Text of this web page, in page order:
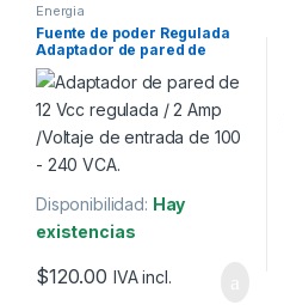
Energia
Fuente de poder Regulada
Adaptador de pared de
12VCC 2A /Voltaje de
entrada de 100 – 240 VCA
Disponibilidad: Hay
existencias
$120.00 IVA incl.